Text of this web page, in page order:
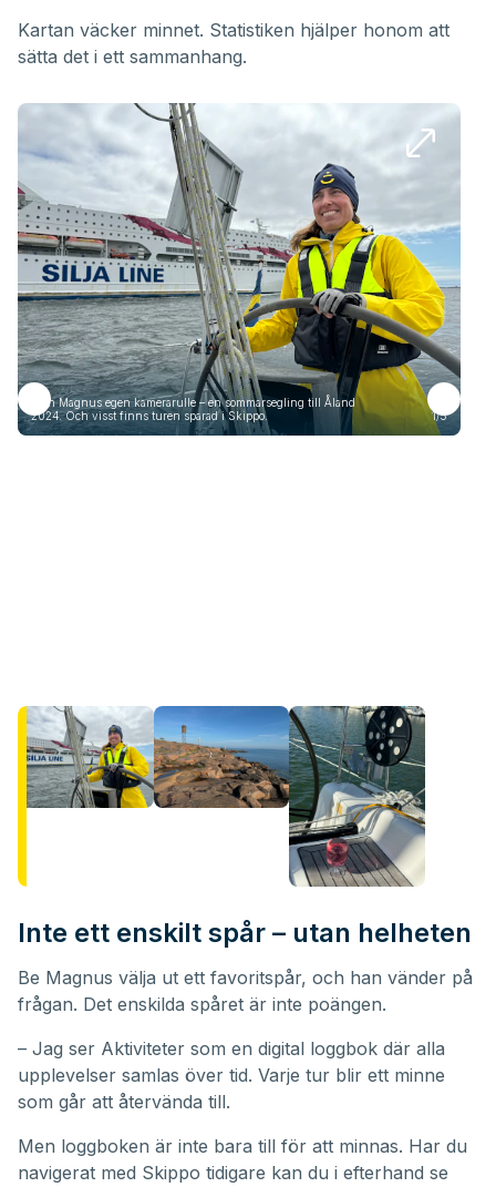
Kartan väcker minnet. Statistiken hjälper honom att
sätta det i ett sammanhang.
Från Magnus egen kamerarulle – en sommarsegling till Åland
2024. Och visst finns turen sparad i Skippo.
1/5
Inte ett enskilt spår – utan helheten
Be Magnus välja ut ett favoritspår, och han vänder på
frågan. Det enskilda spåret är inte poängen.
– Jag ser Aktiviteter som en digital loggbok där alla
upplevelser samlas över tid. Varje tur blir ett minne
som går att återvända till.
Men loggboken är inte bara till för att minnas. Har du
navigerat med Skippo tidigare kan du i efterhand se